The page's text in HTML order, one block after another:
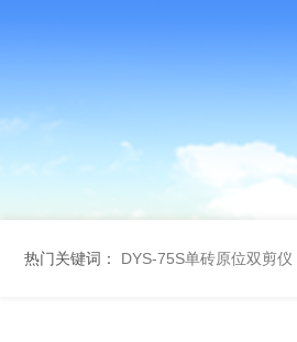
热门关键词： DYS-75S单砖原位双剪仪